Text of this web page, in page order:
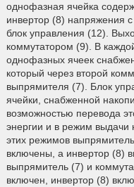
однофазная ячейка
инвертор (8) напряжения
блок управления (12).
коммутатором (9). В
однофазных ячеек
который через второй
выпрямителя (7). Блок
ячейки, снабженной
возможностью перевода
энергии и в режим выдачи
этих режимов
включены, а инвертор (8)
выпрямитель (7) и
включен, инвертор (8)